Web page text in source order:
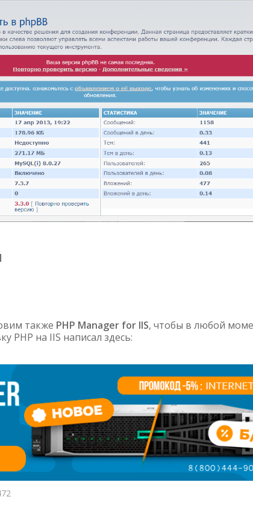
также PHP Manager for IIS, чтобы в любой
PHP на IIS написал здесь: